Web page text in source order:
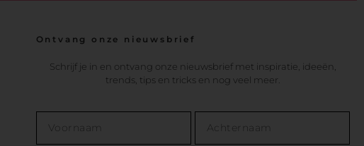
Ontvang onze nieuwsbrief
Schrijf je in en ontvang onze nieuwsbrief met inspiratie, ideeën,
trends, tips en tricks en nog veel meer.